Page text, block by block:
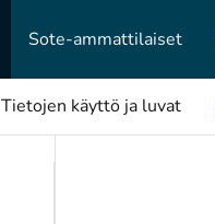
Sote-ammattilaiset
Tietojen käyttö ja luvat